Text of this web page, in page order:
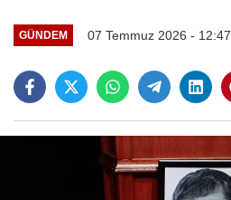
GÜNDEM 07 Temmuz 2026 - 12:47